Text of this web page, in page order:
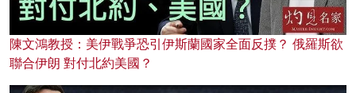
陳文鴻教授：美伊戰爭恐引伊斯蘭國家全面反撲？ 俄羅斯欲
聯合伊朗 對付北約美國？